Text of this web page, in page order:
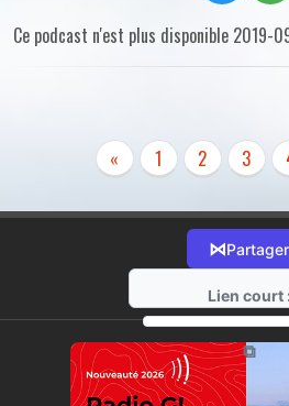
Ce podcast n'est plus disponible 2019-
« 1 2 3
⋈Partager
Lien court :
https://radio-
⧉